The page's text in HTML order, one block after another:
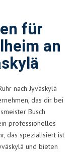
für
an
nach Jyväskylä
das dir bei
Busch
professionelles
das spezialisiert ist
und bieten